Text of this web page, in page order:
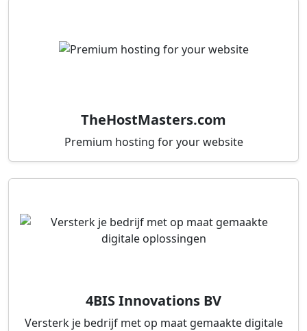
TheHostMasters.com
Premium hosting for your website
4BIS Innovations BV
Versterk je bedrijf met op maat gemaakte digitale